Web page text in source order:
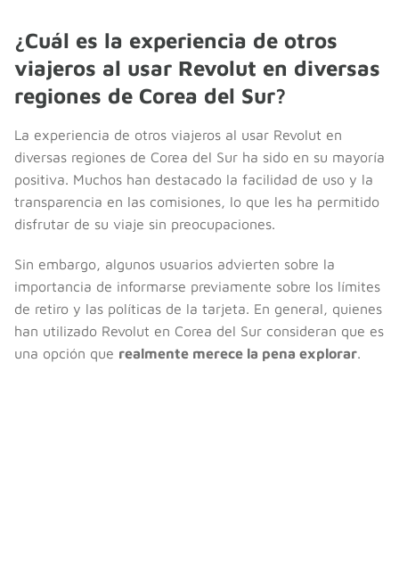
¿Cuál es la experiencia de otros
viajeros al usar Revolut en diversas
regiones de Corea del Sur?
La experiencia de otros viajeros al usar Revolut en
diversas regiones de Corea del Sur ha sido en su mayoría
positiva. Muchos han destacado la facilidad de uso y la
transparencia en las comisiones, lo que les ha permitido
disfrutar de su viaje sin preocupaciones.
Sin embargo, algunos usuarios advierten sobre la
importancia de informarse previamente sobre los límites
de retiro y las políticas de la tarjeta. En general, quienes
han utilizado Revolut en Corea del Sur consideran que es
una opción que realmente merece la pena explorar.